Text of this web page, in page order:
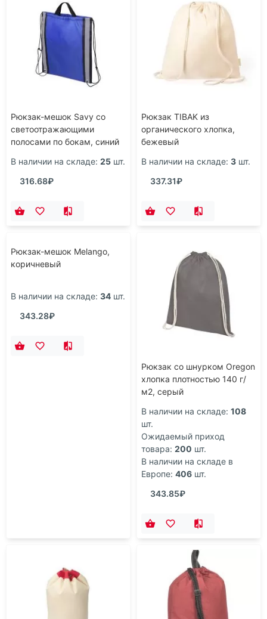
Рюкзак-мешок Savy со
светоотражающими
полосами по бокам, синий
В наличии на складе: 25 шт.
316.68₽
Рюкзак TIBAK из
органического хлопка,
бежевый
В наличии на складе: 3 шт.
337.31₽
Рюкзак со шнурком Oregon
хлопка плотностью 140 г/
м2, серый
В наличии на складе: 108
шт.
Ожидаемый приход
товара: 200 шт.
В наличии на складе в
Европе: 406 шт.
343.85₽